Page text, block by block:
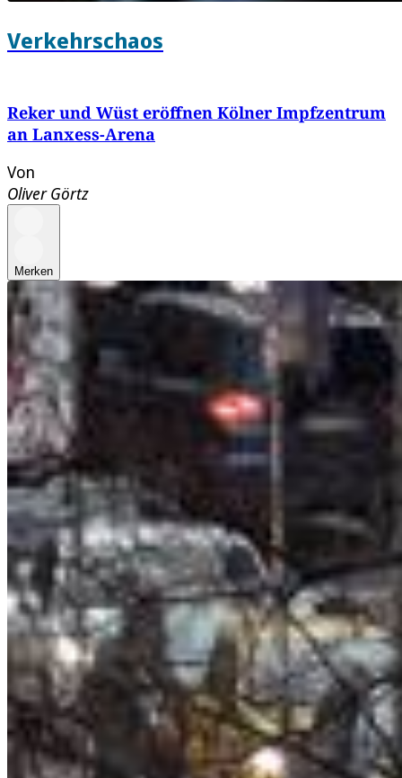
Verkehrschaos
Reker und Wüst eröffnen Kölner Impfzentrum
an Lanxess-Arena
Von
Oliver Görtz
Merken